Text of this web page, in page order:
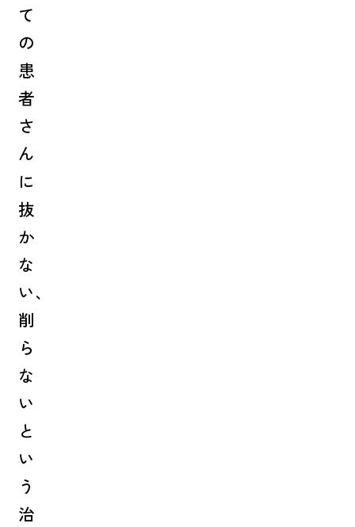
て
の
患
者
さ
ん
に
抜
か
な
い、
削
ら
な
い
と
い
う
治